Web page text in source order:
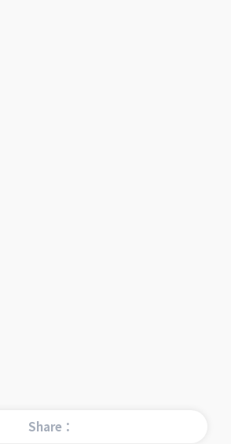
Share：